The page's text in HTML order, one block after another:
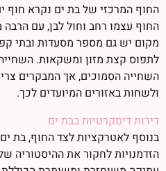
החוף המרכזי של בת ים נקרא חוף
החוף עצמו רחב וחול לבן, עם
מקום יש גם מספר מסעדות ובתי
לתפוס קצת מזון ומשקאות.
השחייה הסמוכים, אך המבקרים
ולשחות באזורים המיועדים לכך.
דירות דיסקרטיות בבת ים
בנוסף לאטרקציות לצד החוף, בת
הזדמנויות לחקור את ההיסטוריה